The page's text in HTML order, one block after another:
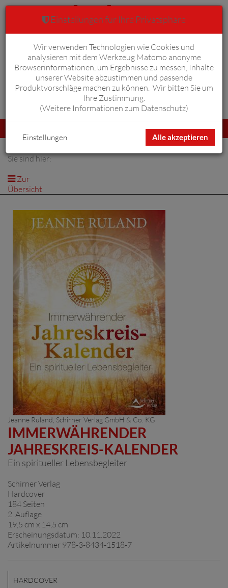
Anmelden Warenkorb 0
umschalten
Sie sind hier:
Zur
Übersicht
Jeanne Ruland , Schirner Verlag GmbH & Co. KG
IMMERWÄHRENDER
JAHRESKREIS-KALENDER
Ein spiritueller Lebensbegleiter
Schirner Verlag
Hardcover
184 Seiten
2. Auflage
19,5 cm x 14,5 cm
Erscheinungsdatum: 10.11.2022
Artikelnummer 978-3-8434-1518-7
HARDCOVER
Einstellungen für Ihre Privatsphäre
Wir verwenden Technologien wie Cookies und
analysieren mit dem Werkzeug Matomo anonyme
Browserinformationen, um Ergebnisse zu messen, Inhalte
unserer Website abzustimmen und passende
Produktvorschläge machen zu können. Wir bitten Sie um
Ihre Zustimmung.
(Weitere Informationen zum Datenschutz)
Alle akzeptieren
Einstellungen